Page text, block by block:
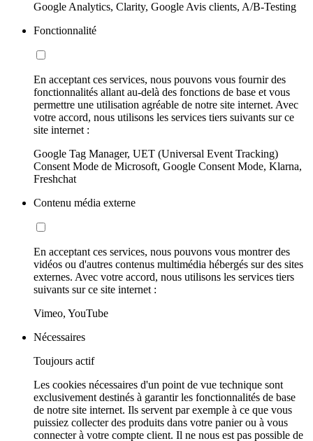
Google Analytics, Clarity, Google Avis clients, A/B-Testing
Fonctionnalité
En acceptant ces services, nous pouvons vous fournir des
fonctionnalités allant au-delà des fonctions de base et vous
permettre une utilisation agréable de notre site internet. Avec
votre accord, nous utilisons les services tiers suivants sur ce
site internet :
Google Tag Manager, UET (Universal Event Tracking)
Consent Mode de Microsoft, Google Consent Mode, Klarna,
Freshchat
Contenu média externe
En acceptant ces services, nous pouvons vous montrer des
vidéos ou d'autres contenus multimédia hébergés sur des sites
externes. Avec votre accord, nous utilisons les services tiers
suivants sur ce site internet :
Vimeo, YouTube
Nécessaires
Toujours actif
Les cookies nécessaires d'un point de vue technique sont
exclusivement destinés à garantir les fonctionnalités de base
de notre site internet. Ils servent par exemple à ce que vous
puissiez collecter des produits dans votre panier ou à vous
connecter à votre compte client. Il ne nous est pas possible de